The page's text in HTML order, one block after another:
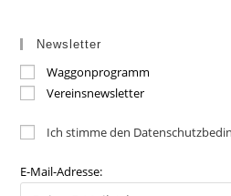
Newsletter
Waggonprogramm
Vereinsnewsletter
Ich stimme den
E-Mail-Adresse: